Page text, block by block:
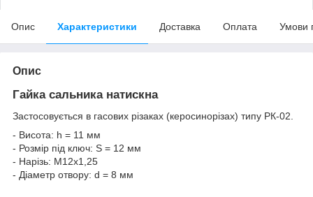
Опис Характеристики Доставка Оплата Умови
Опис
Гайка сальника натискна
Застосовується в гасових різаках (керосинорізах) типу РК-02.
- Висота: h = 11 мм
- Розмір під ключ: S = 12 мм
- Нарізь: М12х1,25
- Діаметр отвору: d = 8 мм